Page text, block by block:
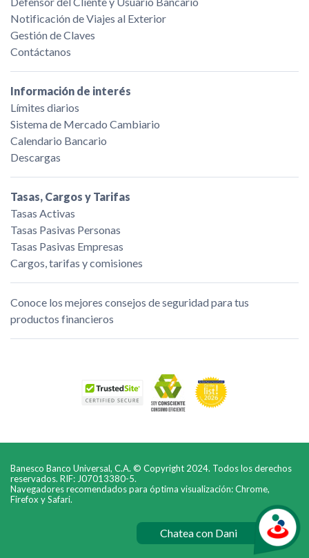
Notificación de Viajes al Exterior
Gestión de Claves
Contáctanos
Información de interés
Límites diarios
Sistema de Mercado Cambiario
Calendario Bancario
Descargas
Tasas, Cargos y Tarifas
Tasas Activas
Tasas Pasivas Personas
Tasas Pasivas Empresas
Cargos, tarifas y comisiones
Conoce los mejores consejos de seguridad para tus
productos financieros
Banesco Banco Universal, C.A. © Copyright 2024. Todos los derechos
reservados. RIF: J07013380-5.
Navegadores recomendados para óptima visualización: Chrome,
Firefox y Safari.
Chatea con Dani